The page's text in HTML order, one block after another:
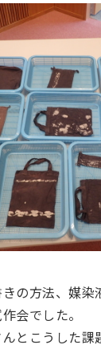
の方法、媒
会でした。
とこうした課